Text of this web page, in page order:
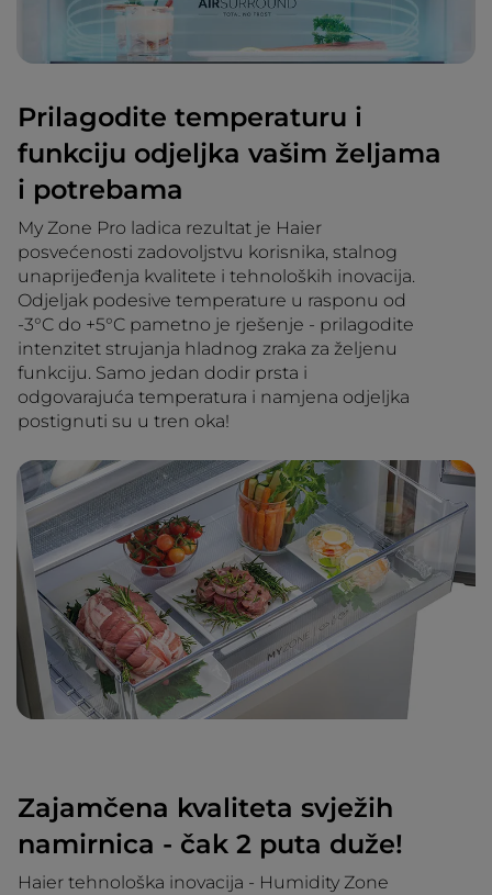
Prilagodite temperaturu i
funkciju odjeljka vašim željama
i potrebama
My Zone Pro ladica rezultat je Haier
posvećenosti zadovoljstvu korisnika, stalnog
unaprijeđenja kvalitete i tehnoloških inovacija.
Odjeljak podesive temperature u rasponu od
-3°C do +5°C pametno je rješenje - prilagodite
intenzitet strujanja hladnog zraka za željenu
funkciju. Samo jedan dodir prsta i
odgovarajuća temperatura i namjena odjeljka
postignuti su u tren oka!
Zajamčena kvaliteta svježih
namirnica - čak 2 puta duže!
Haier tehnološka inovacija - Humidity Zone